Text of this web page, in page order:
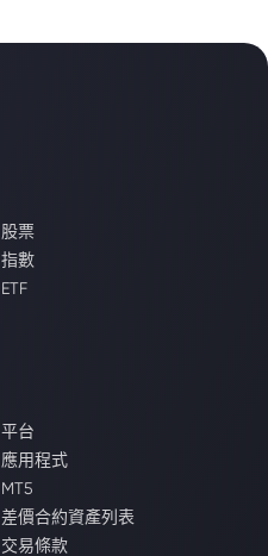
股票
指數
ETF
平台
應用程式
MT5
差價合約資產列表
交易條款